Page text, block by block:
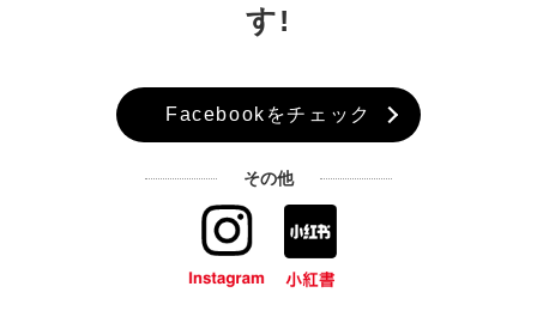
す!
Facebookをチェック
その他